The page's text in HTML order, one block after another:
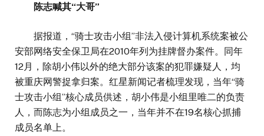
陈志喊其“大哥”
据报道，“骑士攻击小组”非法入侵计算机系统案被公
安部网络安全保卫局在2010年列为挂牌督办案件。同年
12月，除胡小伟以外的绝大部分该案的犯罪嫌疑人，均
被重庆网警捉拿归案。红星新闻记者梳理发现，当年“骑
士攻击小组”核心成员供述，胡小伟是小组里唯二的负责
人，而陈志为小组成员之一，当年并不在19名核心抓捕
成员名单上。